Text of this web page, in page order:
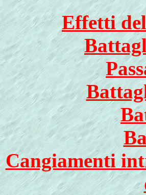
Effetti
Cangiamenti